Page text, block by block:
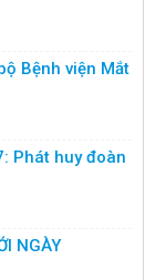
Bệnh viện Mắt
Phát huy đoàn
NGÀY